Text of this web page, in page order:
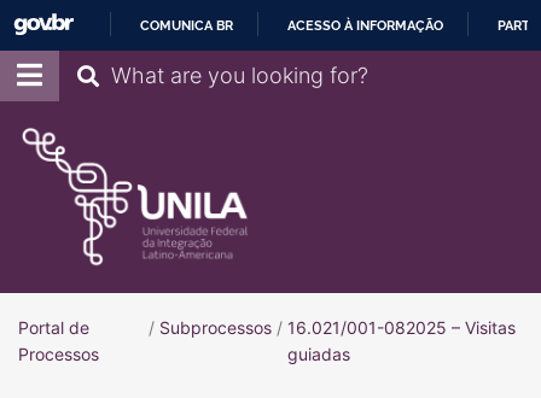
COMUNICA BR ACESSO À INFORMAÇÃO
Pesquisar
Portal de
ProcessosPortal de Processos
/ Subprocessos / 16.021/001-082025 – Visitas
guiadas